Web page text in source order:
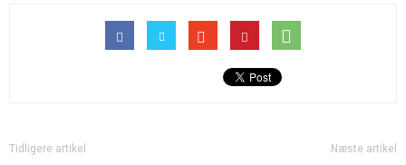
Tidligere artikel Næste artikel